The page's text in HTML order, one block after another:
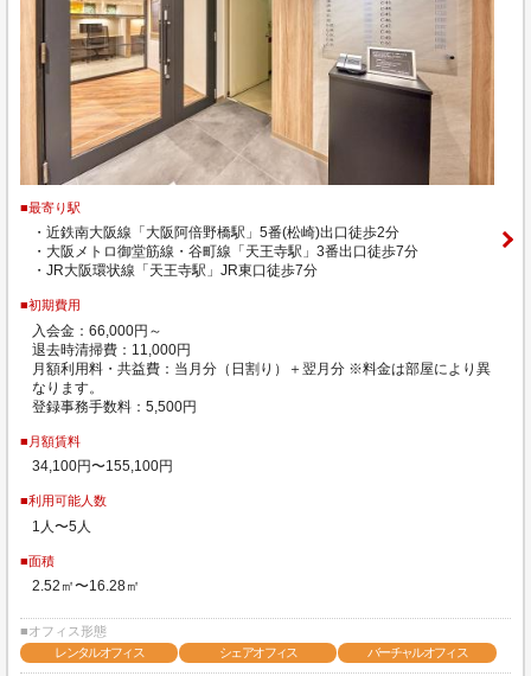
■最寄り駅
・近鉄南大阪線「大阪阿倍野橋駅」5番(松崎)出口徒歩2分
・大阪メトロ御堂筋線・谷町線「天王寺駅」3番出口徒歩7分
・JR大阪環状線「天王寺駅」JR東口徒歩7分
■初期費用
入会金：66,000円～
退去時清掃費：11,000円
月額利用料・共益費：当月分（日割り）＋翌月分 ※料金は部屋により異
なります。
登録事務手数料：5,500円
■月額賃料
34,100円〜155,100円
■利用可能人数
1人〜5人
■面積
2.52㎡〜16.28㎡
■オフィス形態
レンタルオフィス
シェアオフィス バーチャルオフィス